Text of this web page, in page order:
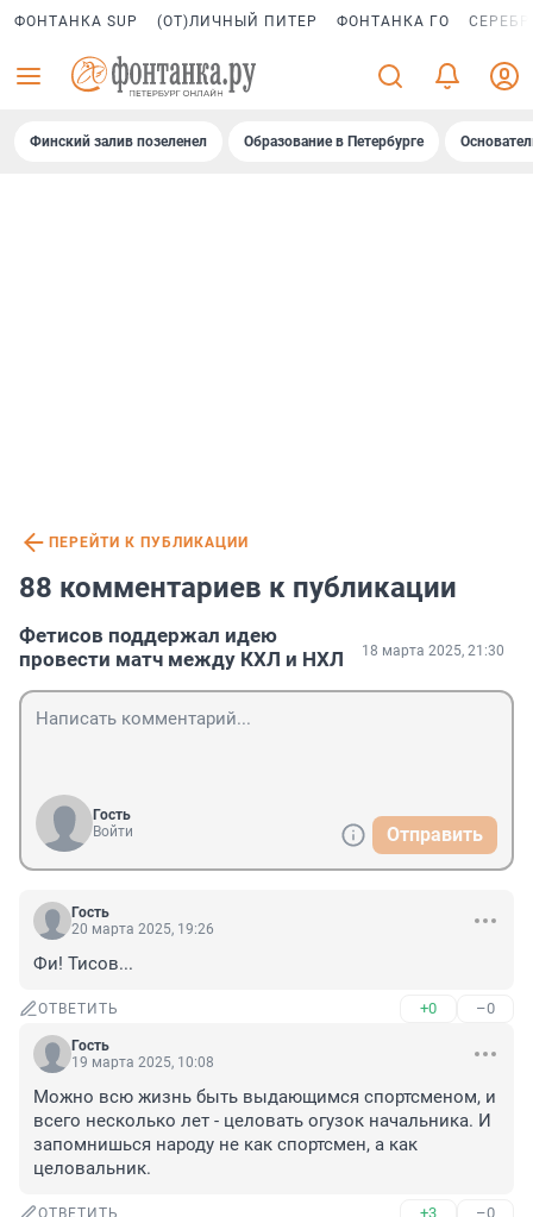
ФОНТАНКА SUP (ОТ)ЛИЧНЫЙ ПИТЕР ФОНТАНКА ГО
Финский залив позеленел Образование в Петербурге
ПЕРЕЙТИ К ПУБЛИКАЦИИ
88 комментариев к публикации
Фетисов поддержал идею
провести матч между КХЛ и НХЛ
18 марта 2025, 21:30
Гость
Войти
Отправить
Гость
20 марта 2025, 19:26
Фи! Тисов...
ОТВЕТИТЬ +0 –0
Гость
19 марта 2025, 10:08
Можно всю жизнь быть выдающимся спортсменом, и
всего несколько лет - целовать огузок начальника. И
запомнишься народу не как спортсмен, а как
целовальник.
ОТВЕТИТЬ +3 –0